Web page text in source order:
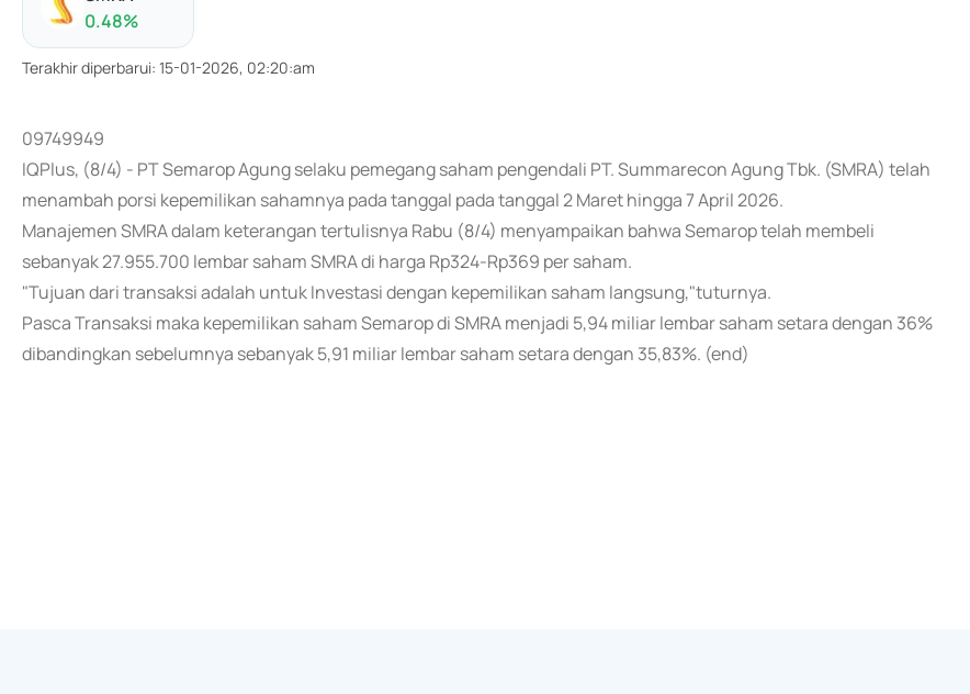
0.48%
Terakhir diperbarui: 15-01-2026, 02:20:am
09749949
IQPlus, (8/4) - PT Semarop Agung selaku pemegang saham pengendali PT. Summarecon Agung Tbk. (SMRA) telah
menambah porsi kepemilikan sahamnya pada tanggal pada tanggal 2 Maret hingga 7 April 2026.
Manajemen SMRA dalam keterangan tertulisnya Rabu (8/4) menyampaikan bahwa Semarop telah membeli
sebanyak 27.955.700 lembar saham SMRA di harga Rp324-Rp369 per saham.
"Tujuan dari transaksi adalah untuk Investasi dengan kepemilikan saham langsung,"tuturnya.
Pasca Transaksi maka kepemilikan saham Semarop di SMRA menjadi 5,94 miliar lembar saham setara dengan 36%
dibandingkan sebelumnya sebanyak 5,91 miliar lembar saham setara dengan 35,83%. (end)